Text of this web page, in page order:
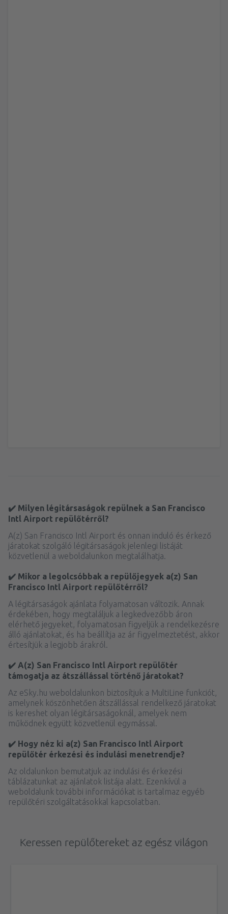
✔️ Milyen légitársaságok repülnek a San Francisco
Intl Airport repülőtérről?
A(z) San Francisco Intl Airport és onnan induló és érkező
járatokat szolgáló légitársaságok jelenlegi listáját
közvetlenül a weboldalunkon megtalálhatja.
✔️ Mikor a legolcsóbbak a repülőjegyek a(z) San
Francisco Intl Airport repülőtérről?
A légitársaságok ajánlata folyamatosan változik. Annak
érdekében, hogy megtaláljuk a legkedvezőbb áron
elérhető jegyeket, folyamatosan figyeljük a rendelkezésre
álló ajánlatokat, és ha beállítja az ár figyelmeztetést, akkor
értesítjük a legjobb árakról.
✔️ A(z) San Francisco Intl Airport repülőtér
támogatja az átszállással történő járatokat?
Az eSky.hu weboldalunkon biztosítjuk a MultiLine funkciót,
amelynek köszönhetően átszállással rendelkező járatokat
is kereshet olyan légitársaságoknál, amelyek nem
működnek együtt közvetlenül egymással.
✔️ Hogy néz ki a(z) San Francisco Intl Airport
repülőtér érkezési és indulási menetrendje?
Az oldalunkon bemutatjuk az indulási és érkezési
táblázatunkat az ajánlatok listája alatt. Ezenkívül a
weboldalunk további információkat is tartalmaz egyéb
repülőtéri szolgáltatásokkal kapcsolatban.
Keressen repülőtereket az egész világon